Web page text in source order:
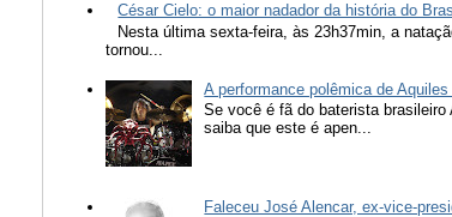
César Cielo: o maior nadador da história do
Nesta última sexta-feira, às 23h37min, a
tornou...
A performance polêmica de
Se você é fã do baterista
saiba que este é apen...
Faleceu José Alencar, ex-vice-